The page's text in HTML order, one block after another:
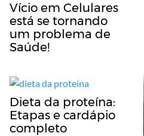
Vício em Celulares
está se tornando
um problema de
Saúde!
Dieta da proteína:
Etapas e cardápio
completo